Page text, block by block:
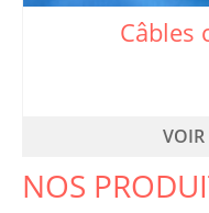
Câbles
VOIR
NOS